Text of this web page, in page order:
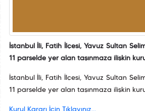
İstanbul İli, Fatih İlçesi, Yavuz Sultan
11 parselde yer alan taşınmaza ilişkin
İstanbul İli, Fatih İlçesi, Yavuz Sultan
11 parselde yer alan taşınmaza ilişkin